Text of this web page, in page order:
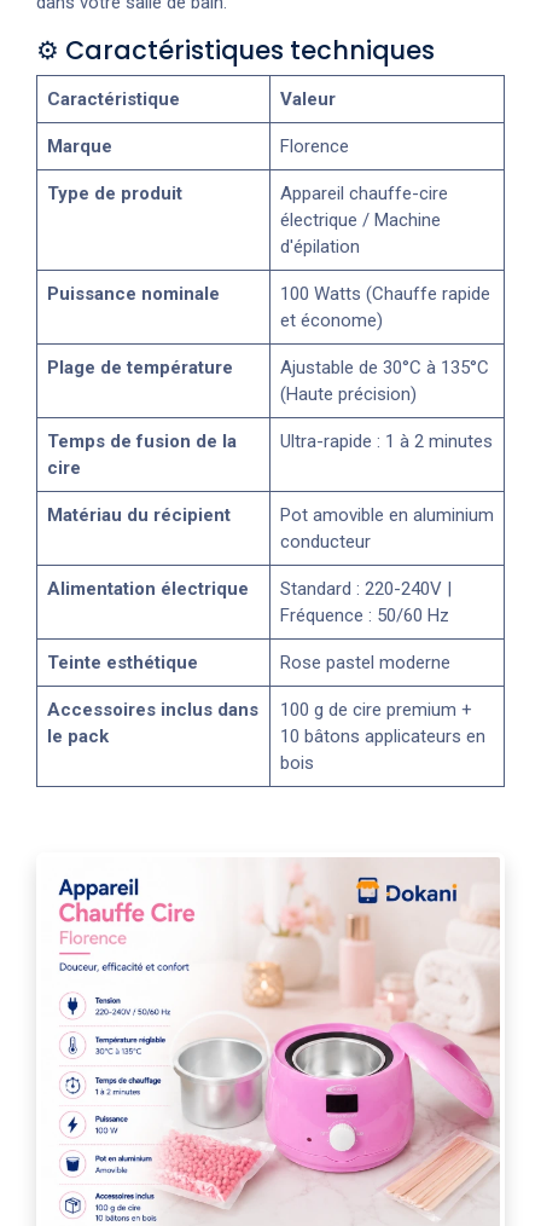
⚙️ Caractéristiques techniques
Caractéristique Valeur
Marque Florence
Type de produit
Appareil chauffe-cire
électrique / Machine
d'épilation
Puissance nominale
100 Watts (Chauffe rapide
et économe)
Plage de température
Ajustable de 30°C à 135°C
(Haute précision)
Temps de fusion de la
cire
Ultra-rapide : 1 à 2 minutes
Matériau du récipient
Pot amovible en aluminium
conducteur
Alimentation électrique
Standard : 220-240V |
Fréquence : 50/60 Hz
Teinte esthétique Rose pastel moderne
Accessoires inclus dans
le pack
100 g de cire premium +
10 bâtons applicateurs en
bois